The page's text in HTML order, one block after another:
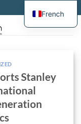
Stanley
French